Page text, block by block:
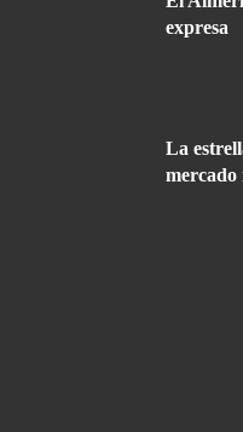
expresa
La
mercado